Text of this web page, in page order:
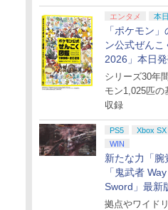
エンタメ 本
「ポケモン
ン公式ぜん
2026」本日
シリーズ30年
モン1,025匹の
収録
PS5 Xbox SX
WIN
新たな力「腕
「鬼武者
Sword」最新
ト
拠点やワイド